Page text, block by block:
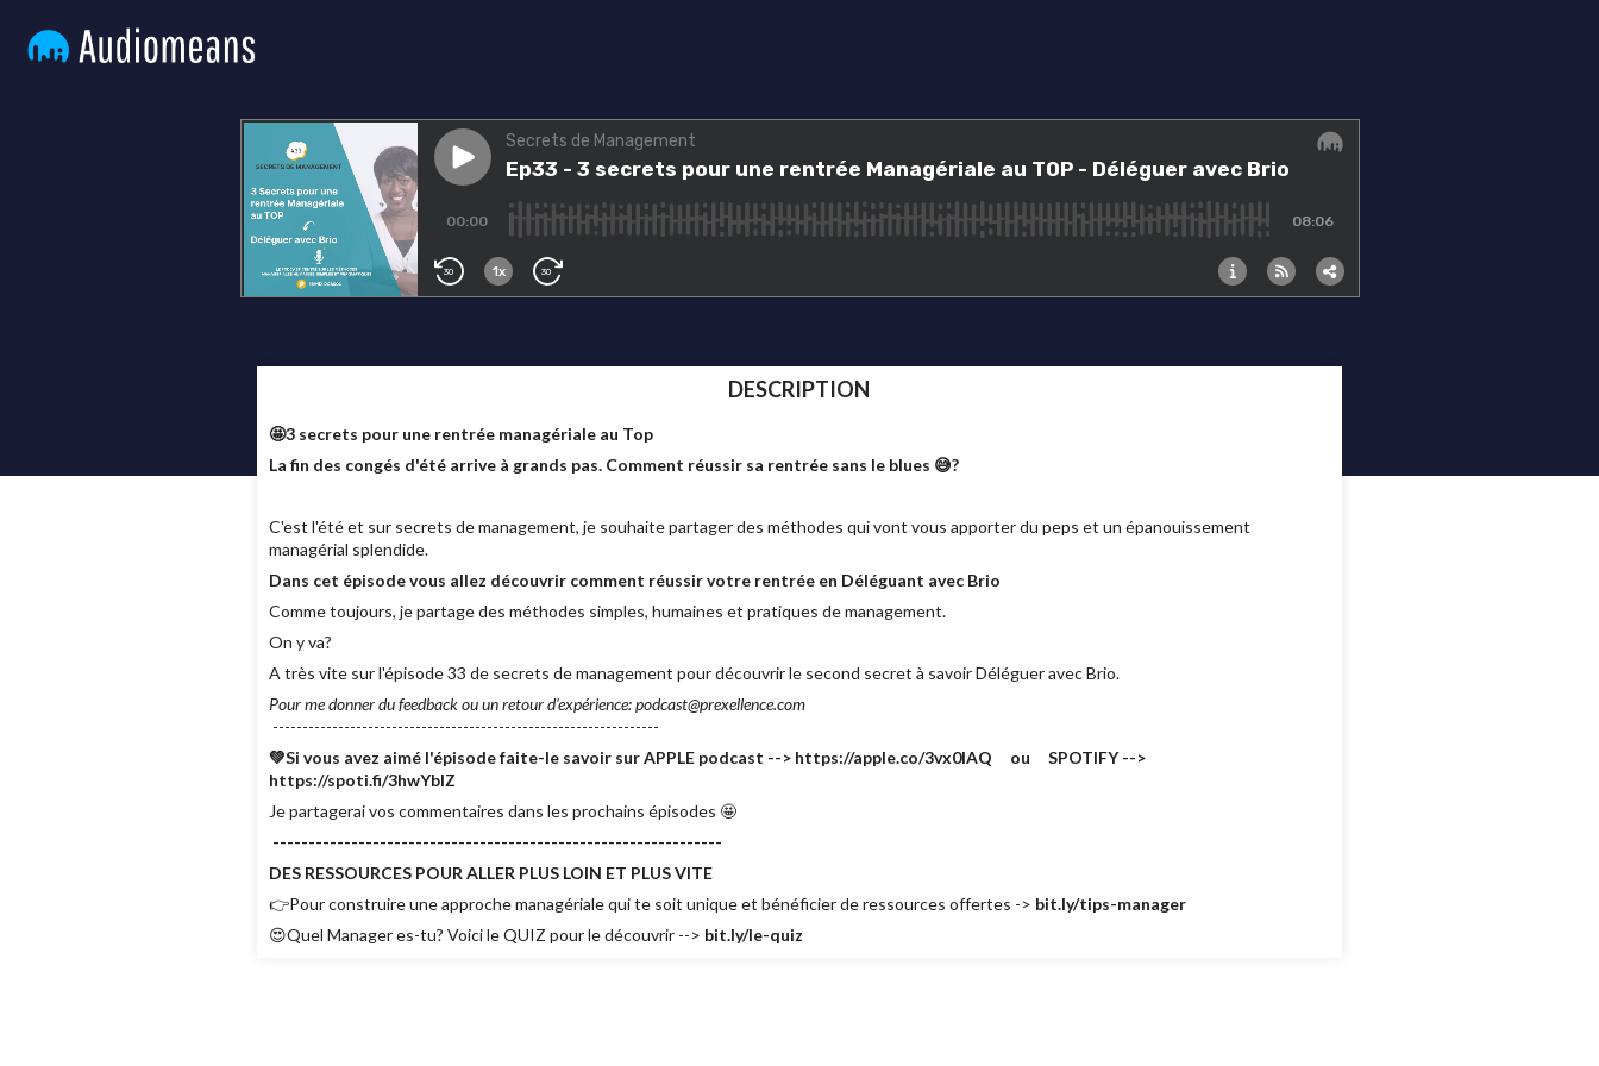
DESCRIPTION
🤩3 secrets pour une rentrée managériale au Top
La fin des congés d'été arrive à grands pas. Comment réussir sa rentrée sans le blues 😅?
C'est l'été et sur secrets de management, je souhaite partager des méthodes qui vont vous apporter du peps et un épanouissement
managérial splendide.
Dans cet épisode vous allez découvrir comment réussir votre rentrée en Déléguant avec Brio
Comme toujours, je partage des méthodes simples, humaines et pratiques de management.
On y va?
A très vite sur l'épisode 33 de secrets de management pour découvrir le second secret à savoir Déléguer avec Brio.
Pour me donner du feedback ou un retour d'expérience: podcast@prexellence.com
-----------------------------------------------------------------
💚Si vous avez aimé l'épisode faite-le savoir sur APPLE podcast --> https://apple.co/3vx0lAQ ou SPOTIFY -->
https://spoti.fi/3hwYbIZ
Je partagerai vos commentaires dans les prochains épisodes 🤩
---------------------------------------------------------------
DES RESSOURCES POUR ALLER PLUS LOIN ET PLUS VITE
👉Pour construire une approche managériale qui te soit unique et bénéficier de ressources offertes -> bit.ly/tips-manager
😍Quel Manager es-tu? Voici le QUIZ pour le découvrir --> bit.ly/le-quiz